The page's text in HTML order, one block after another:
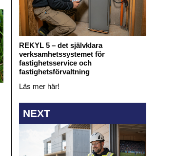
REKYL 5 – det självklara
verksamhetssystemet för
fastighetsservice och
fastighetsförvaltning
Läs mer här!
NEXT